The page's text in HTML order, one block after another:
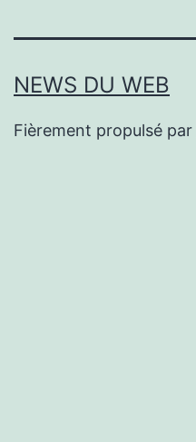
NEWS DU WEB
Fièrement propulsé par